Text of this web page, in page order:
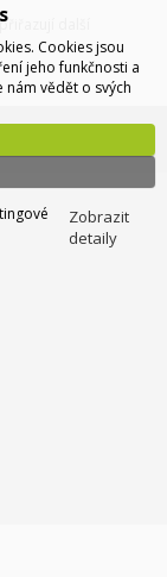
další
Cookies jsou
jeho funkčnosti a
vědět o svých
Zobrazit
detaily